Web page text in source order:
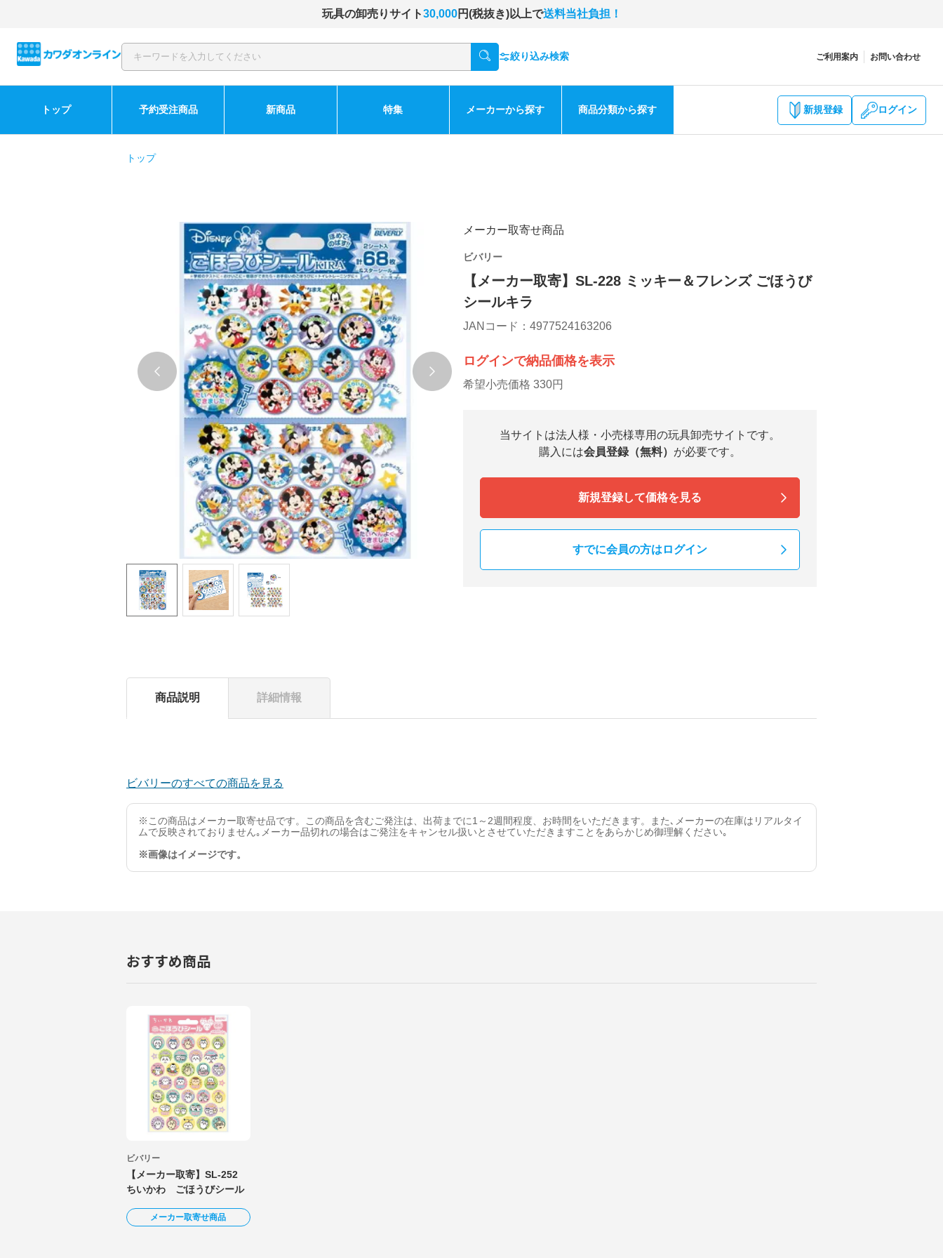
玩具の卸売りサイト30,000円(税抜き)以上で送料当社負担！
絞り込み検索 ご利用案内 お問い合わせ
トップ 予約受注商品 新商品 特集 メーカーから探す 商品分類から探す 新規登録 ログイン
トップ
メーカー取寄せ商品
ビバリー
【メーカー取寄】SL-228 ミッキー＆フレンズ ごほうび
シールキラ
JANコード：4977524163206
ログインで納品価格を表示
希望小売価格 330円
当サイトは法人様・小売様専用の玩具卸売サイトです。
購入には会員登録（無料） が必要です。
新規登録して価格を見る
すでに会員の方はログイン
商品説明 詳細情報
ビバリーのすべての商品を見る
※この商品はメーカー取寄せ品です。この商品を含むご発注は、出荷までに1～2週間程度、お時間をいただきます。また､メーカーの在庫はリアルタイ
ムで反映されておりません｡メーカー品切れの場合はご発注をキャンセル扱いとさせていただきますことをあらかじめ御理解ください｡
※画像はイメージです。
おすすめ商品
ビバリー
【メーカー取寄】SL-252
ちいかわ ごほうびシール
メーカー取寄せ商品